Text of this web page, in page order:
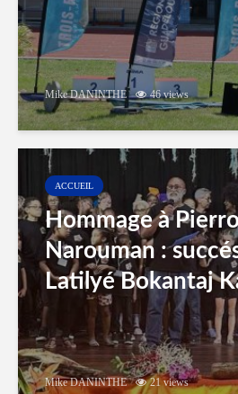
Mike DANINTHE 46 views
ACCUEIL
Hommage à
Narouman :
Latilyé Bokantaj
Mike DANINTHE 21 views